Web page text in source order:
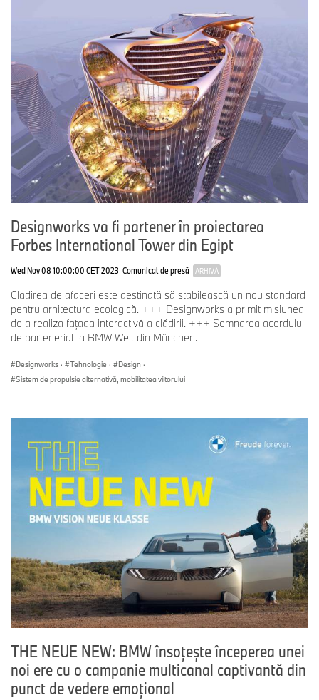
Designworks va fi partener în proiectarea
Forbes International Tower din Egipt
Wed Nov 08 10:00:00 CET 2023 Comunicat de presă ARHIVĂ
Clădirea de afaceri este destinată să stabilească un nou standard
pentru arhitectura ecologică. +++ Designworks a primit misiunea
de a realiza faţada interactivă a clădirii. +++ Semnarea acordului
de parteneriat la BMW Welt din München.
Designworks · Tehnologie · Design ·
Sistem de propulsie alternativă, mobilitatea viitorului
THE NEUE NEW: BMW însoţeşte începerea unei
noi ere cu o campanie multicanal captivantă din
punct de vedere emoţional